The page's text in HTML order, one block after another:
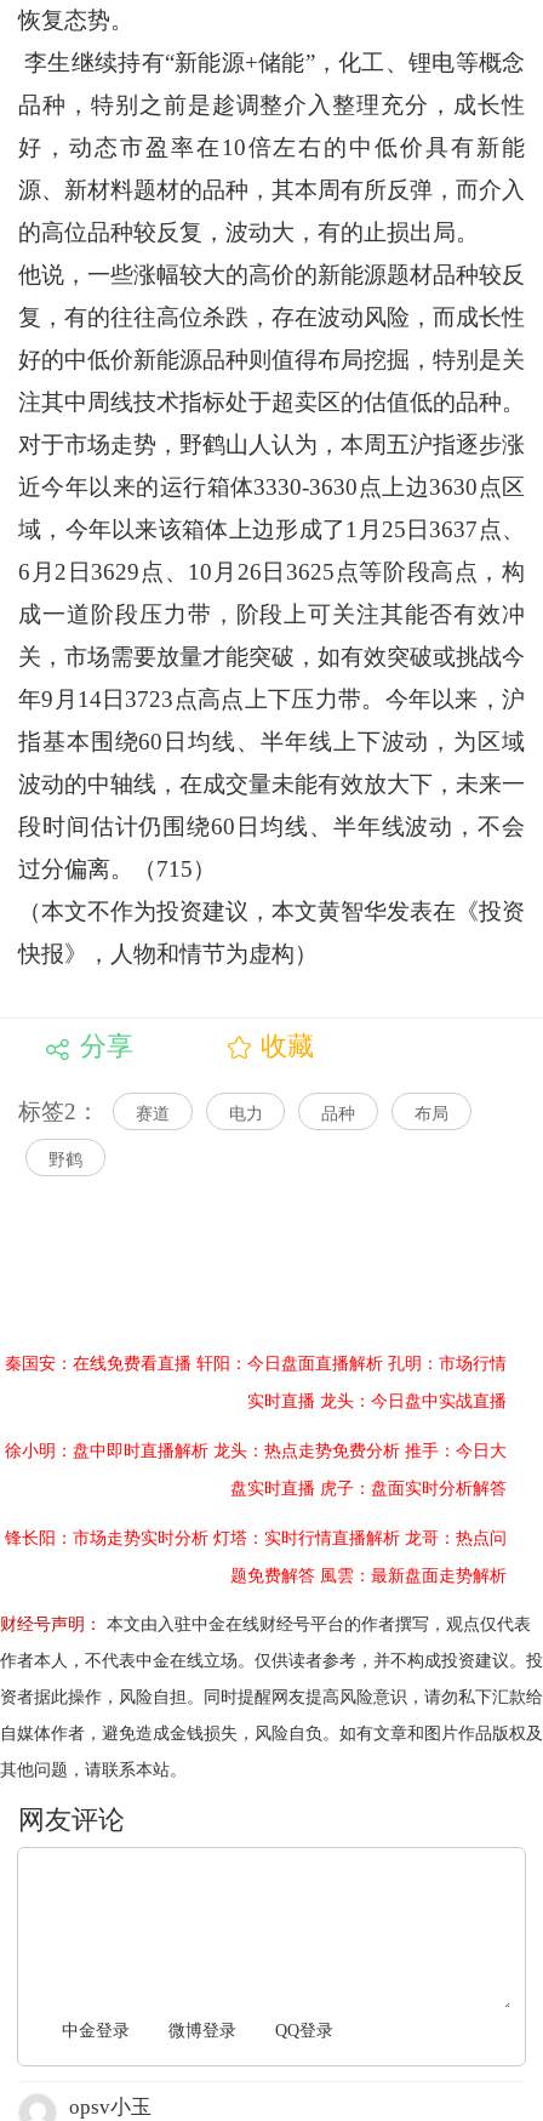
恢复态势。
李生继续持有“新能源+储能”，化工、锂电等概念
品种，特别之前是趁调整介入整理充分，成长性
好，动态市盈率在10倍左右的中低价具有新能
源、新材料题材的品种，其本周有所反弹，而介入
的高位品种较反复，波动大，有的止损出局。
他说，一些涨幅较大的高价的新能源题材品种较反
复，有的往往高位杀跌，存在波动风险，而成长性
好的中低价新能源品种则值得布局挖掘，特别是关
注其中周线技术指标处于超卖区的估值低的品种。
对于市场走势，野鹤山人认为，本周五沪指逐步涨
近今年以来的运行箱体3330-3630点上边3630点区
域，今年以来该箱体上边形成了1月25日3637点、
6月2日3629点、10月26日3625点等阶段高点，构
成一道阶段压力带，阶段上可关注其能否有效冲
关，市场需要放量才能突破，如有效突破或挑战今
年9月14日3723点高点上下压力带。今年以来，沪
指基本围绕60日均线、半年线上下波动，为区域
波动的中轴线，在成交量未能有效放大下，未来一
段时间估计仍围绕60日均线、半年线波动，不会
过分偏离。（715）
（本文不作为投资建议，本文黄智华发表在《投资
快报》，人物和情节为虚构）
分享 收藏
标签2： 赛道 电力 品种 布局
野鹤
秦国安：在线免费看直播 轩阳：今日盘面直播解析 孔明：市场行情
实时直播 龙头：今日盘中实战直播
徐小明：盘中即时直播解析 龙头：热点走势免费分析 推手：今日大
盘实时直播 虎子：盘面实时分析解答
锋长阳：市场走势实时分析 灯塔：实时行情直播解析 龙哥：热点问
题免费解答 風雲：最新盘面走势解析
财经号声明：
本文由入驻中金在线财经号平台的作者撰写，观点仅代表
作者本人，不代表中金在线立场。仅供读者参考，并不构成投资建议。投
资者据此操作，风险自担。同时提醒网友提高风险意识，请勿私下汇款给
自媒体作者，避免造成金钱损失，风险自负。如有文章和图片作品版权及
其他问题，请联系本站。
中金登录 微博登录 QQ登录
opsv小玉